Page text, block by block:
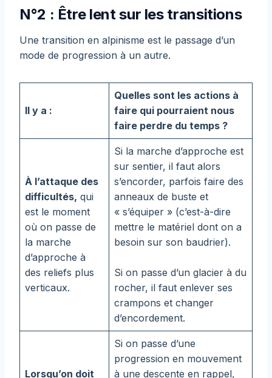
N°2 : Être lent sur les transitions
Une transition en alpinisme est le passage d’un
mode de progression à un autre.
Il y a :
Quelles sont les actions à
faire qui pourraient nous
faire perdre du temps ?
À l’attaque des
difficultés, qui
est le moment
où on passe de
la marche
d’approche à
des reliefs plus
verticaux.
Si la marche d’approche est
sur sentier, il faut alors
s’encorder, parfois faire des
anneaux de buste et
« s’équiper » (c’est-à-dire
mettre le matériel dont on a
besoin sur son baudrier).
Si on passe d’un glacier à du
rocher, il faut enlever ses
crampons et changer
d’encordement.
Lorsqu’on doit
Si on passe d’une
progression en mouvement
à une descente en rappel,